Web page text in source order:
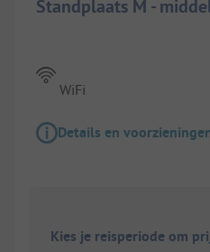
Standplaats M -
WiFi
Details en
Kies je reisperiode om